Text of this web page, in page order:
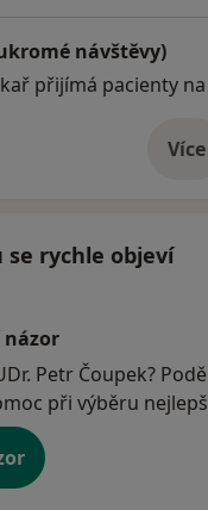
návštěvy)
přijímá pacienty
Více
o
rychle objeví
Petr Čoupek?
při výběru